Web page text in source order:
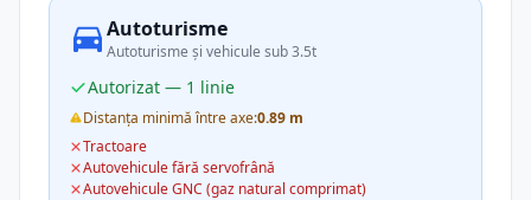
Autoturisme
Autoturisme și vehicule sub 3.5t
Autorizat — 1 linie
Distanța minimă între axe:0.89 m
Tractoare
Autovehicule fără servofrână
Autovehicule GNC (gaz natural comprimat)